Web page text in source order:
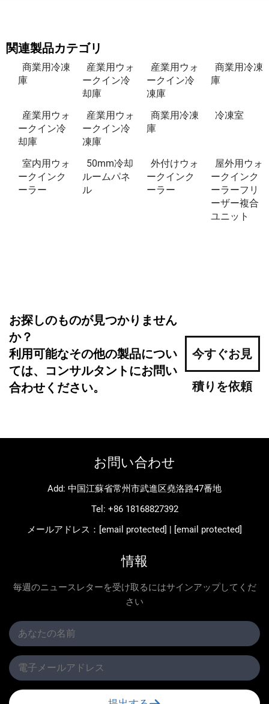
関連製品カテゴリ
商業用冷凍
庫
産業用ウォ
ークイン冷
却庫
産業用ウォ
ークイン冷
凍庫
商業用冷凍
庫
産業用ウォ
ークイン冷
却庫
産業用ウォ
ークイン冷
凍庫
商業用冷凍
庫
冷凍室
室内用ウォ
ークインク
ーラー
50mm冷却
ルームパネ
ル
外付けウォ
ークインク
ーラー
屋外用ウォ
ークインク
ーラーフリ
ーザー複合
ユニット
お探しのものが見つかりません
か？
利用可能なその他の製品につい
ては、コンサルタントにお問い
合わせください。
今すぐお見
積りを依頼
お問い合わせ
Add: 中国江蘇省常州市武進区堯洛路47番地
Tel: +86 18168827392
メールアドレス： [email protected] | [email protected]
情報
毎週のニュースレターを受け取るにはサインアップしてくだ
さい